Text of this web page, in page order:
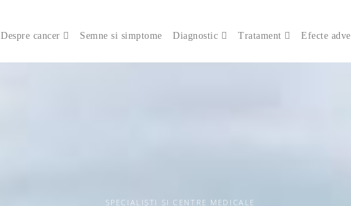
Despre cancer Semne si simptome Diagnostic Tratament Efecte
SPECIALIȘTI SI CENTRE MEDICALE